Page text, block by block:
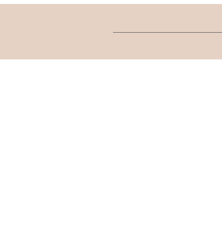
nové kolekce Martina
víc než slova